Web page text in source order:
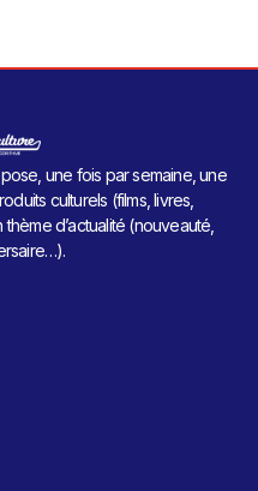
une fois par semaine, une
culturels (films, livres,
d’actualité (nouveauté,